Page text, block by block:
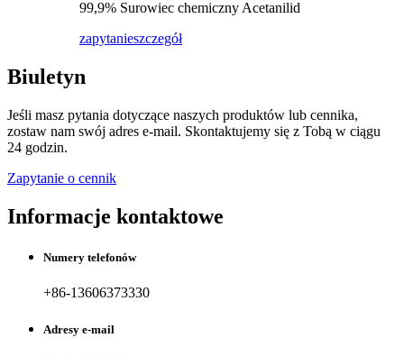
99,9% Surowiec chemiczny Acetanilid
zapytanieszczegół
Biuletyn
Jeśli masz pytania dotyczące naszych produktów lub cennika,
zostaw nam swój adres e-mail. Skontaktujemy się z Tobą w ciągu
24 godzin.
Zapytanie o cennik
Informacje kontaktowe
Numery telefonów
+86-13606373330
Adresy e-mail